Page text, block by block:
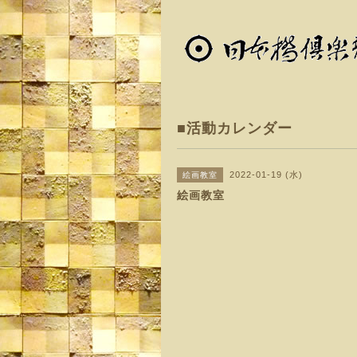
■活動カレンダー
絵画教室 2022-01-19 (水)
絵画教室